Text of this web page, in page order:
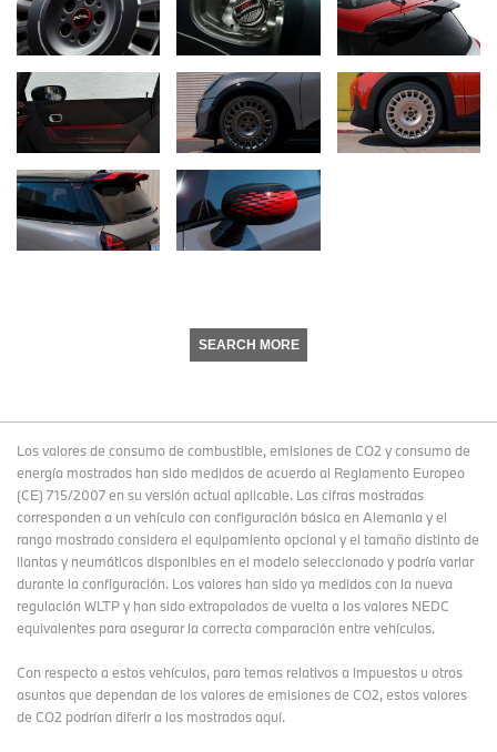
SEARCH MORE
Los valores de consumo de combustible, emisiones de CO2 y consumo de
energía mostrados han sido medidos de acuerdo al Reglamento Europeo
(CE) 715/2007 en su versión actual aplicable. Las cifras mostradas
corresponden a un vehículo con configuración básica en Alemania y el
rango mostrado considera el equipamiento opcional y el tamaño distinto de
llantas y neumáticos disponibles en el modelo seleccionado y podría variar
durante la configuración. Los valores han sido ya medidos con la nueva
regulación WLTP y han sido extrapolados de vuelta a los valores NEDC
equivalentes para asegurar la correcta comparación entre vehículos.
Con respecto a estos vehículos, para temas relativos a impuestos u otros
asuntos que dependan de los valores de emisiones de CO2, estos valores
de CO2 podrían diferir a los mostrados aquí.